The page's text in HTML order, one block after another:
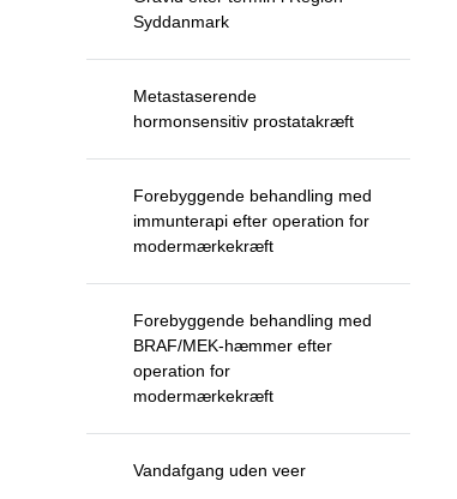
Syddanmark
Metastaserende
hormonsensitiv prostatakræft
Forebyggende behandling med
immunterapi efter operation for
modermærkekræft
Forebyggende behandling med
BRAF/MEK-hæmmer efter
operation for
modermærkekræft
Vandafgang uden veer